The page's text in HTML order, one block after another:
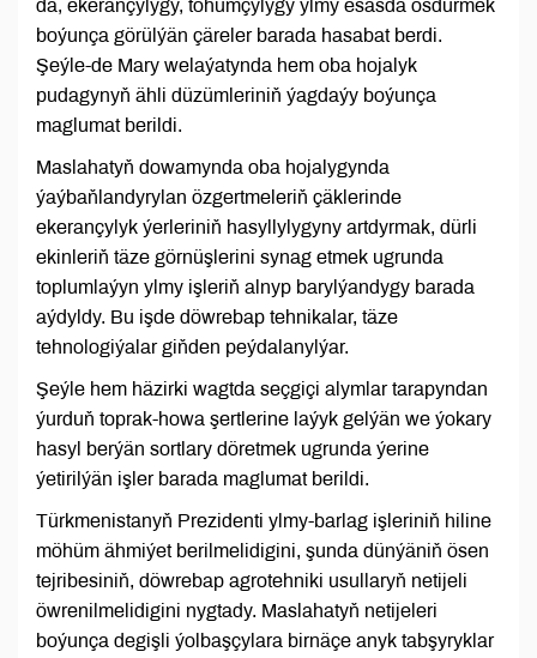
da, ekerançylygy, tohumçylygy ylmy esasda ösdürmek
boýunça görülýän çäreler barada hasabat berdi.
Şeýle-de Mary welaýatynda hem oba hojalyk
pudagynyň ähli düzümleriniň ýagdaýy boýunça
maglumat berildi.
Maslahatyň dowamynda oba hojalygynda
ýaýbaňlandyrylan özgertmeleriň çäklerinde
ekerançylyk ýerleriniň hasyllylygyny artdyrmak, dürli
ekinleriň täze görnüşlerini synag etmek ugrunda
toplumlaýyn ylmy işleriň alnyp barylýandygy barada
aýdyldy. Bu işde döwrebap tehnikalar, täze
tehnologiýalar giňden peýdalanylýar.
Şeýle hem häzirki wagtda seçgiçi alymlar tarapyndan
ýurduň toprak-howa şertlerine laýyk gelýän we ýokary
hasyl berýän sortlary döretmek ugrunda ýerine
ýetirilýän işler barada maglumat berildi.
Türkmenistanyň Prezidenti ylmy-barlag işleriniň hiline
möhüm ähmiýet berilmelidigini, şunda dünýäniň ösen
tejribesiniň, döwrebap agrotehniki usullaryň netijeli
öwrenilmelidigini nygtady. Maslahatyň netijeleri
boýunça degişli ýolbaşçylara birnäçe anyk tabşyryklar